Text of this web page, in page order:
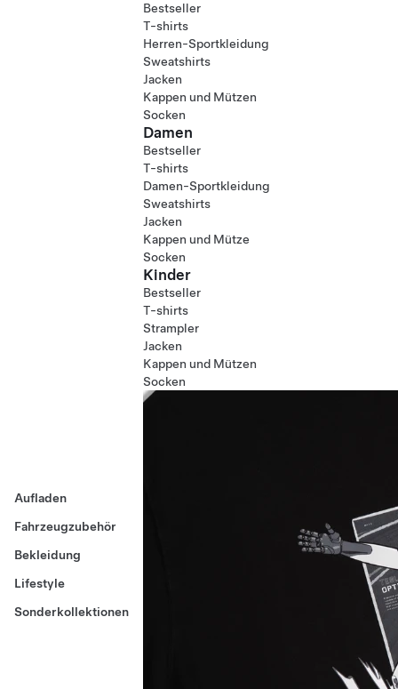
Aufladen
Fahrzeugzubehör
Bekleidung
Lifestyle
Sonderkollektionen
Bestseller
T-shirts
Herren-Sportkleidung
Sweatshirts
Jacken
Kappen und Mützen
Socken
Damen
Bestseller
T-shirts
Damen-Sportkleidung
Sweatshirts
Jacken
Kappen und Mütze
Socken
Kinder
Bestseller
T-shirts
Strampler
Jacken
Kappen und Mützen
Socken